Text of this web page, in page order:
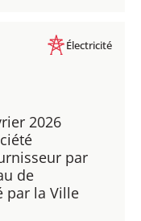
Électricité
2026
par
de
par la Ville